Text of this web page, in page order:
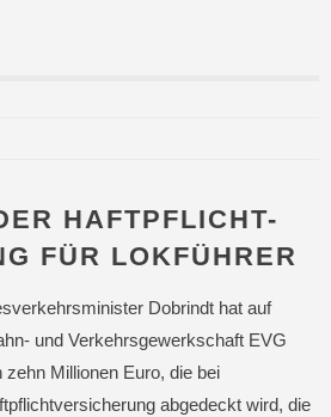
HAFTPFLICHT-
FÜR LOKFÜHRER
Dobrindt hat auf
und Verkehrsgewerkschaft EVG
Millionen Euro, die bei
abgedeckt wird, die